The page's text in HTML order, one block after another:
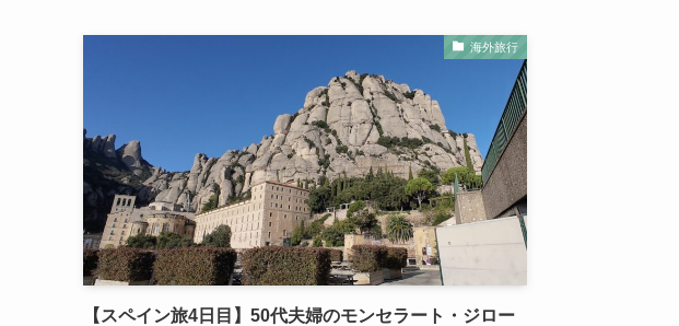
海外旅行
【スペイン旅4日目】50代夫婦のモンセラート・ジロー